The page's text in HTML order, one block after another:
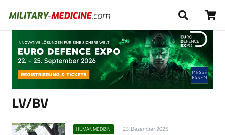
Anzeige
LV/BV
HUMANMEDIZIN 23. Dezember 2025